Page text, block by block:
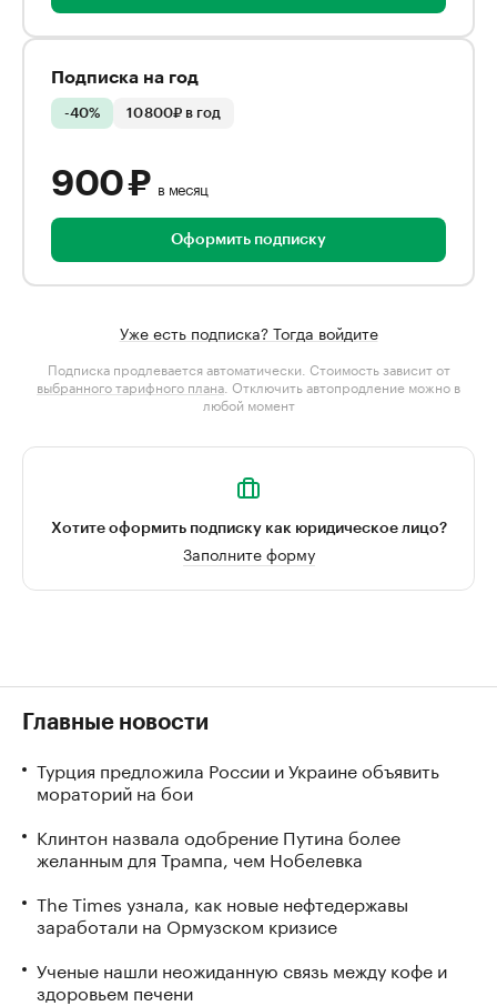
Подписка на год
-40% 10 800₽ в год
900 ₽ в месяц
Оформить подписку
Уже есть подписка? Тогда войдите
Подписка продлевается автоматически. Стоимость зависит от
выбранного тарифного плана . Отключить автопродление можно в
любой момент
Хотите оформить подписку как юридическое лицо?
Заполните форму
Главные новости
Турция предложила России и Украине объявить
мораторий на бои
Клинтон назвала одобрение Путина более
желанным для Трампа, чем Нобелевка
The Times узнала, как новые нефтедержавы
заработали на Ормузском кризисе
Ученые нашли неожиданную связь между кофе и
здоровьем печени